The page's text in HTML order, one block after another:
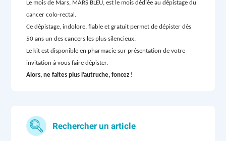
Le mois de Mars, MARS BLEU, est le mois dédiée au dépistage du
cancer colo-rectal.
Ce dépistage, indolore, fiable et gratuit permet de dépister dès
50 ans un des cancers les plus silencieux.
Le kit est disponible en pharmacie sur présentation de votre
invitation à vous faire dépister.
Alors, ne faites plus l’autruche, foncez !
Rechercher un article